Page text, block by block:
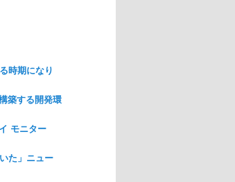
時期になり
築する開発環
モニター
た」ニュー